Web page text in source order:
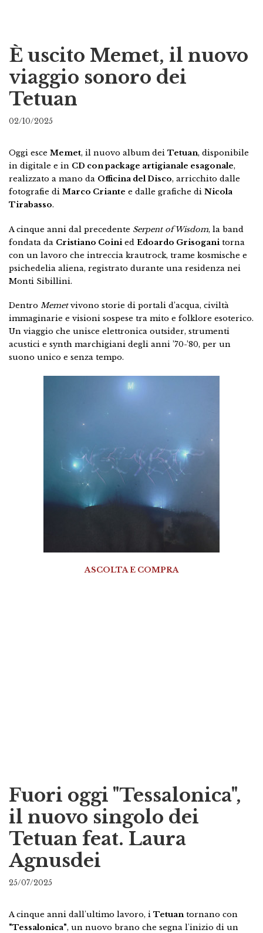
È uscito Memet, il nuovo
viaggio sonoro dei
Tetuan
02/10/2025
Oggi esce Memet, il nuovo album dei Tetuan, disponibile
in digitale e in CD con package artigianale esagonale,
realizzato a mano da Officina del Disco, arricchito dalle
fotografie di Marco Criante e dalle grafiche di Nicola
Tirabasso.
A cinque anni dal precedente Serpent of Wisdom, la band
fondata da Cristiano Coinied Edoardo Grisoganitorna
con un lavoro che intreccia krautrock, trame kosmische e
psichedelia aliena, registrato durante una residenza nei
Monti Sibillini.
Dentro Memetvivono storie di portali d’acqua, civiltà
immaginarie e visioni sospese tra mito e folklore esoterico.
Un viaggio che unisce elettronica outsider, strumenti
acustici e synth marchigiani degli anni ’70-’80, per un
suono unico e senza tempo.
ASCOLTA E COMPRA
Fuori oggi "Tessalonica",
il nuovo singolo dei
Tetuan feat. Laura
Agnusdei
25/07/2025
A cinque anni dall'ultimo lavoro, i Tetuan tornano con
"Tessalonica", un nuovo brano che segna l'inizio di un